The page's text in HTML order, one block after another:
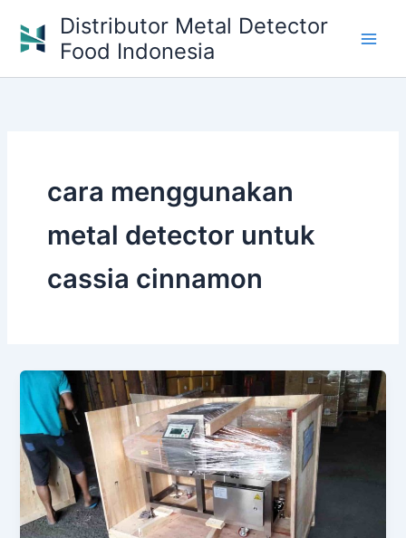
content
Distributor Metal Detector
Food Indonesia
cara menggunakan
metal detector untuk
cassia cinnamon